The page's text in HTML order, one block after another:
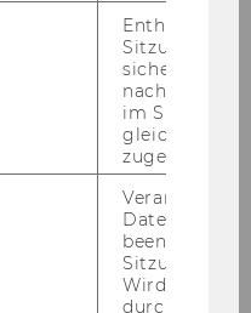
Alfons (geb. 1930),
Kommerzialrat,
der Bank Austria
der
Österreich i.
Enthält die
sicher, dass
im
gleichen
zugeordnet
Veranlasst
beenden,
Sitzung zu
Wird
durch ein